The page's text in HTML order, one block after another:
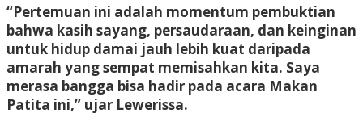
“Pertemuan ini adalah momentum pembuktian
bahwa kasih sayang, persaudaraan, dan keinginan
untuk hidup damai jauh lebih kuat daripada
amarah yang sempat memisahkan kita. Saya
merasa bangga bisa hadir pada acara Makan
Patita ini,” ujar Lewerissa.